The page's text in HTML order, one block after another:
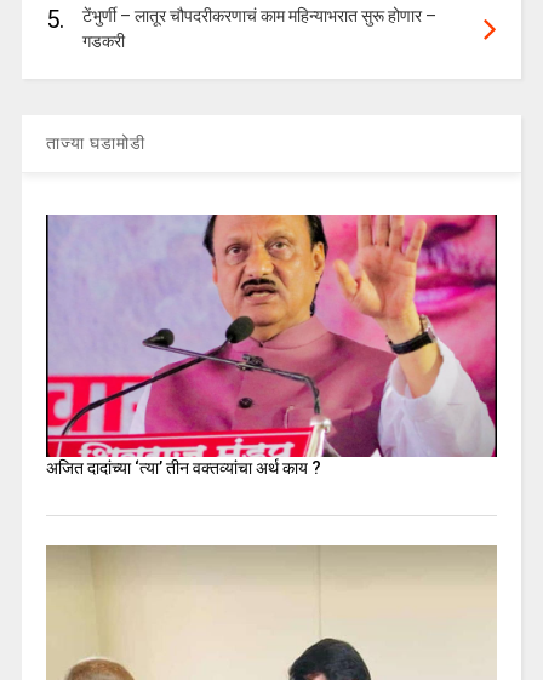
5.
टेंभुर्णी – लातूर चौपदरीकरणाचं काम महिन्याभरात सुरू होणार –
गडकरी
ताज्या घडामोडी
अजित दादांच्या ‘त्या’ तीन वक्तव्यांचा अर्थ काय ?